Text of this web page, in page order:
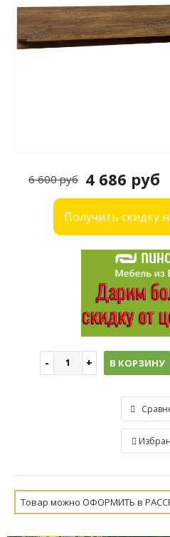
4 686 руб
6 600 руб
Получить скидку
В КОРЗИНУ
Товар можно ОФОРМИТЬ в